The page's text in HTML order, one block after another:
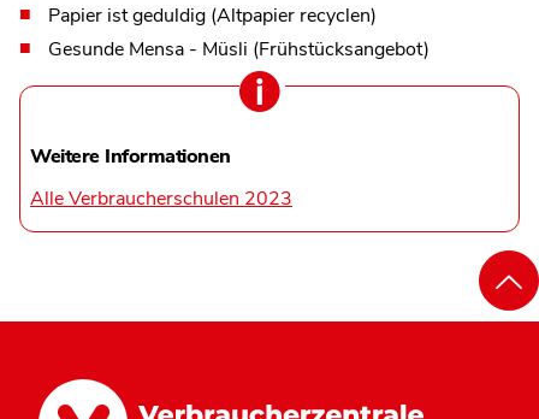
Papier ist geduldig (Altpapier recyclen)
Gesunde Mensa - Müsli (Frühstücksangebot)
Weitere Informationen
Alle Verbraucherschulen 2023